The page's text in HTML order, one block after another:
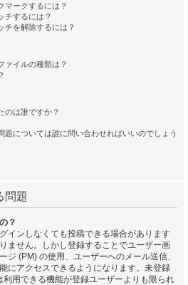
マークするには？
チするには？
チを解除するには？
ァイルの種類は？
のは誰ですか？
題については誰に問い合わせればいいのでしょう
問題
？
インしなくても投稿できる場合があります
ません。しかし登録することでユーザー画
ジ (PM) の使用、ユーザーへのメール送信、
にアクセスできるようになります。未登録
用できる機能が登録ユーザーよりも限られ